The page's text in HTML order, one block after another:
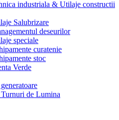
industriala & Utilaje constructii
Salubrizare
deseurilor
speciale
curatenie
stoc
Verde
de Lumina